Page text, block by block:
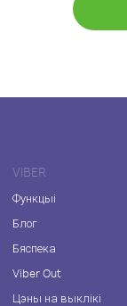
VIBER
Функцыі
Блог
Бяспека
Viber Out
Цэны на выклікі